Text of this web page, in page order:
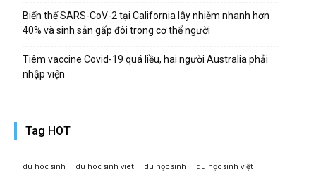
Biến thể SARS-CoV-2 tại California lây nhiễm nhanh hơn
40% và sinh sản gấp đôi trong cơ thể người
Tiêm vaccine Covid-19 quá liều, hai người Australia phải
nhập viện
Tag HOT
du hoc sinh du hoc sinh viet du học sinh du học sinh việt